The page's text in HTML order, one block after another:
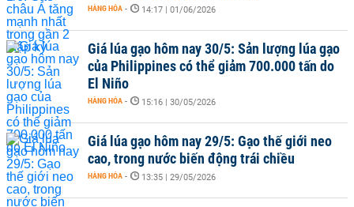
HÀNG HÓA - 14:17 | 01/06/2026
Giá lúa gạo hôm nay 30/5: Sản lượng lúa gạo
của Philippines có thể giảm 700.000 tấn do
El Niño
HÀNG HÓA - 15:16 | 30/05/2026
Giá lúa gạo hôm nay 29/5: Gạo thế giới neo
cao, trong nước biến động trái chiều
HÀNG HÓA - 13:35 | 29/05/2026